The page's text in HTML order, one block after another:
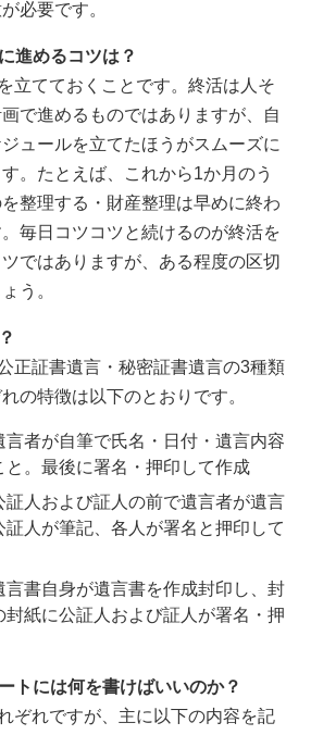
必要です。
進めるコツは？
立てておくことです。終活は人そ
で進めるものではありますが、自
ュールを立てたほうがスムーズに
。たとえば、これから1か月のう
整理する・財産整理は早めに終わ
毎日コツコツと続けるのが終活を
ではありますが、ある程度の区切
う。
正証書遺言・秘密証書遺言の3種類
の特徴は以下のとおりです。
言者が自筆で氏名・日付・遺言内容
と。最後に署名・押印して作成
証人および証人の前で遺言者が遺言
証人が筆記、各人が署名と押印して
言書自身が遺言書を作成封印し、封
封紙に公証人および証人が署名・押
トには何を書けばいいのか？
ぞれですが、主に以下の内容を記